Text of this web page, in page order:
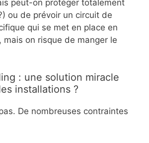
peut-on protéger totalement
ou de prévoir un circuit de
qui se met en place en
mais on risque de manger le
: une solution miracle
installations ?
De nombreuses contraintes